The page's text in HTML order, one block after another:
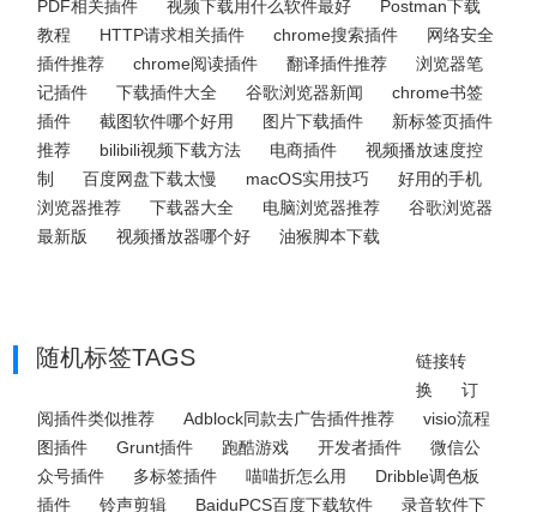
PDF相关插件
视频下载用什么软件最好
Postman下载
教程
HTTP请求相关插件 chrome搜索插件
网络安全
插件推荐
chrome阅读插件 翻译插件推荐
浏览器笔
记插件
下载插件大全 谷歌浏览器新闻
chrome书签
插件
截图软件哪个好用 图片下载插件
新标签页插件
推荐
bilibili视频下载方法 电商插件
视频播放速度控
制
百度网盘下载太慢 macOS实用技巧
好用的手机
浏览器推荐
下载器大全 电脑浏览器推荐
谷歌浏览器
最新版
视频播放器哪个好 油猴脚本下载
随机标签TAGS
链接转
换
订
阅插件类似推荐
Adblock同款去广告插件推荐
visio流程
图插件
Grunt插件 跑酷游戏 开发者插件
微信公
众号插件
多标签插件 喵喵折怎么用
Dribble调色板
插件
铃声剪辑 BaiduPCS百度下载软件
录音软件下